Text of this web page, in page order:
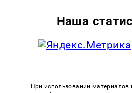
Наша
При использовании материалов